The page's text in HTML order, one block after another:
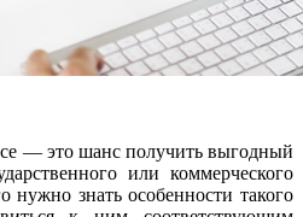
— это шанс получить выгодный
или коммерческого
нужно знать особенности такого